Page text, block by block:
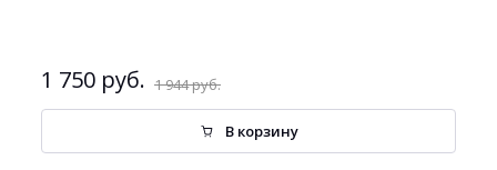
1 750 руб. 1 944 руб.
В корзину